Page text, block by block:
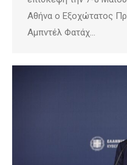
Αθήνα ο Εξοχώτατος
Αμπντέλ Φατάχ…